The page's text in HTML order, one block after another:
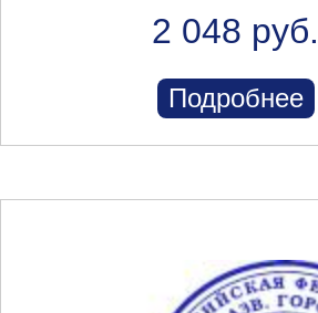
2 048 руб.
Подробнее